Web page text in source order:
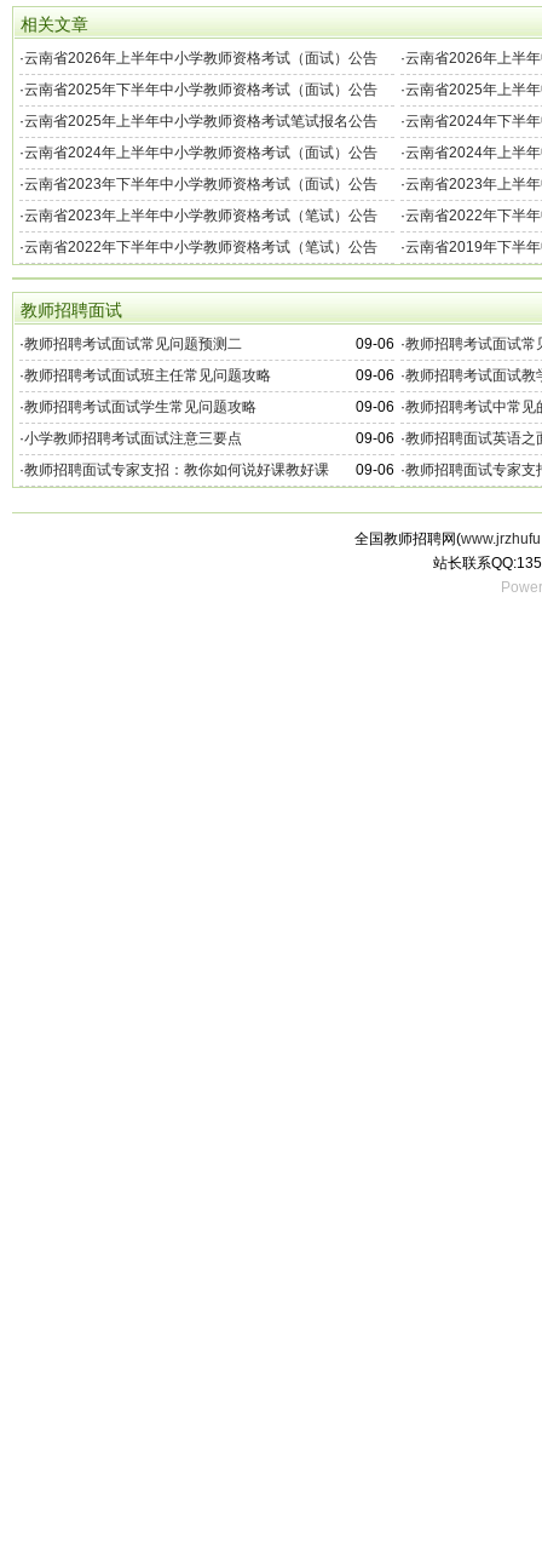
相关文章
·云南省2026年上半年中小学教师资格考试（面试）公告 ·云南省2026年上半
·云南省2025年下半年中小学教师资格考试（面试）公告 ·云南省2025年上半
·云南省2025年上半年中小学教师资格考试笔试报名公告 ·云南省2024年下半
·云南省2024年上半年中小学教师资格考试（面试）公告 ·云南省2024年上半
·云南省2023年下半年中小学教师资格考试（面试）公告 ·云南省2023年上半
·云南省2023年上半年中小学教师资格考试（笔试）公告 ·云南省2022年下半
·云南省2022年下半年中小学教师资格考试（笔试）公告 ·云南省2019年下半
教师招聘面试
09-06
·教师招聘考试面试常见问题预测二 ·教师招聘考试面试常
09-06
·教师招聘考试面试班主任常见问题攻略 ·教师招聘考试面试教
09-06
·教师招聘考试面试学生常见问题攻略 ·教师招聘考试中常见
09-06
·小学教师招聘考试面试注意三要点 ·教师招聘面试英语之
09-06
·教师招聘面试专家支招：教你如何说好课教好课 ·教师招聘面试专家支
全国教师招聘网(
站长联系